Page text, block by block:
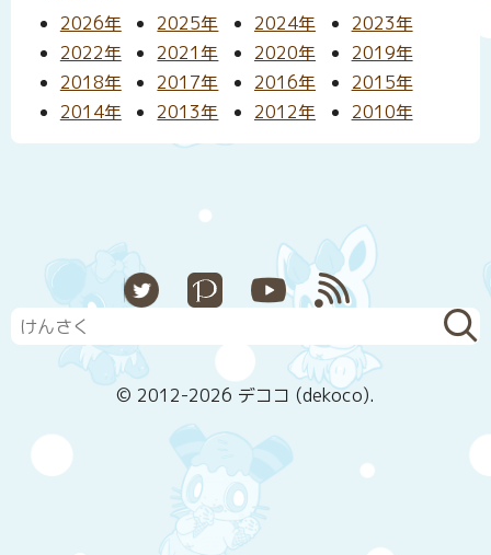
2026年 2025年 2024年
2023年
2022年
2021年 2020年
2019年
2018年
2017年 2016年
2015年
2014年
2013年 2012年 2010年
Pixiv YouTube
RSS
© 2012-2026 デココ (dekoco).